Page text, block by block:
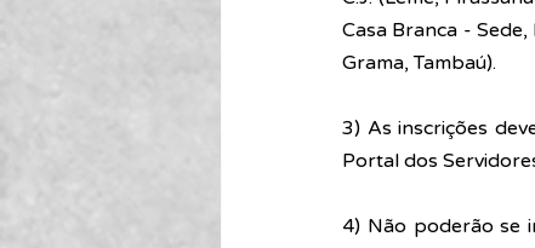
Casa Branca -
Grama, Tambaú).
3) As inscrições
Portal dos
4) Não poderão se